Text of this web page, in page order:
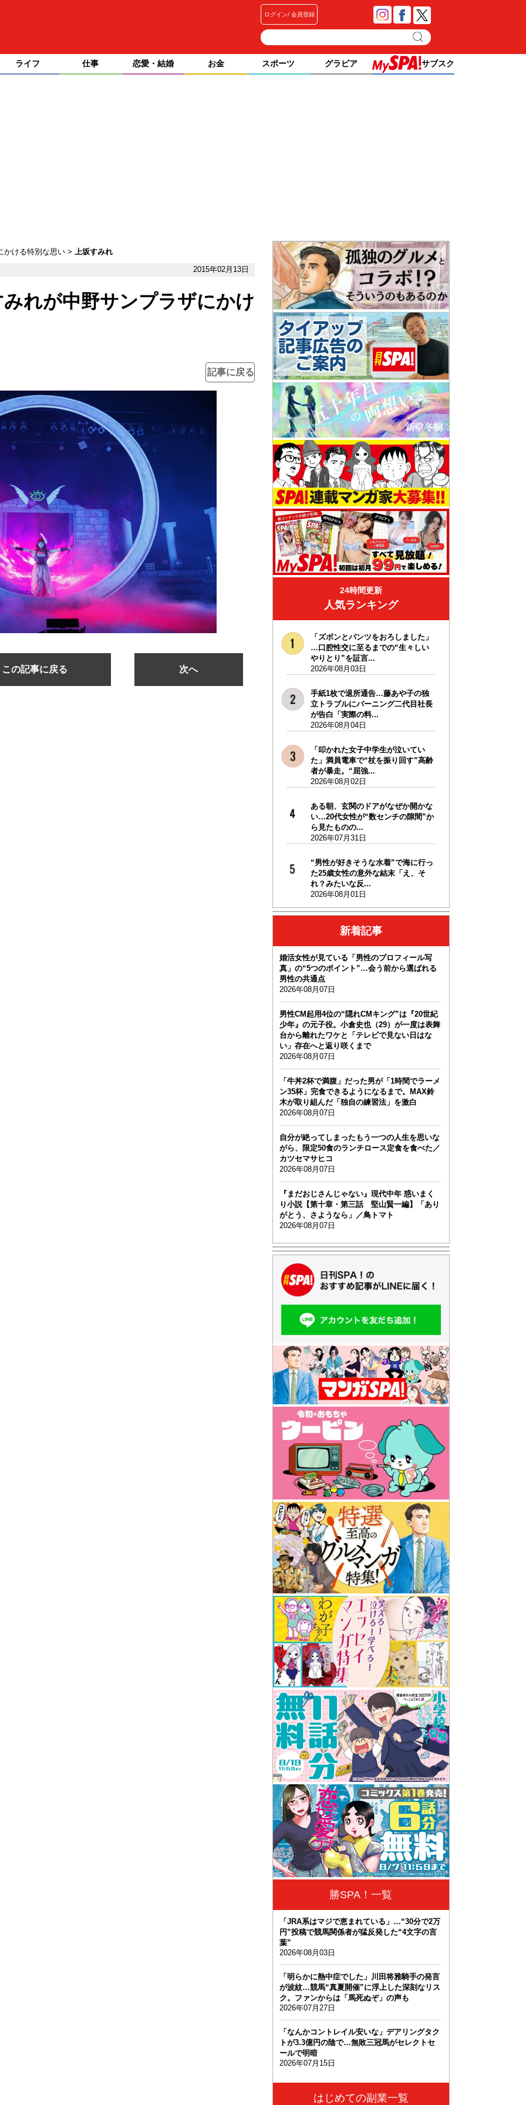
ログイン 会員登録
ライフ 仕事 恋愛・結婚 お金 スポーツ グラビア サブスク
かける特別な思い
上坂すみれ
2015年02月13日
れが中野サンプラザにかけ
記事に戻る
この記事に戻る 次へ
24時間更新
人気ランキング
「ズボンとパンツをおろしました」
…口腔性交に至るまでの“生々しい
やりとり”を証言...
2026年08月03日
手紙1枚で退所通告…藤あや子の独
立トラブルにバーニング二代目社長
が告白「実際の料...
2026年08月04日
「叩かれた女子中学生が泣いてい
た」満員電車で“杖を振り回す”高齢
者が暴走。“屈強...
2026年08月02日
ある朝、玄関のドアがなぜか開かな
い…20代女性が“数センチの隙間”か
ら見たものの...
2026年07月31日
“男性が好きそうな水着”で海に行っ
た25歳女性の意外な結末「え、そ
れ？みたいな反...
2026年08月01日
新着記事
婚活女性が見ている「男性のプロフィール写
真」の“5つのポイント”…会う前から選ばれる
男性の共通点
2026年08月07日
男性CM起用4位の“隠れCMキング”は『20世紀
少年』の元子役。小倉史也（29）が一度は表舞
台から離れたワケと「テレビで見ない日はな
い」存在へと返り咲くまで
2026年08月07日
「牛丼2杯で満腹」だった男が「1時間でラーメ
ン35杯」完食できるようになるまで。MAX鈴
木が取り組んだ「独自の練習法」を激白
2026年08月07日
自分が絶ってしまったもう一つの人生を思いな
がら、限定50食のランチロース定食を食べた／
カツセマサヒコ
2026年08月07日
『まだおじさんじゃない』現代中年 惑いまく
り小説【第十章・第三話 堅山賢一編】「あり
がとう、さようなら」／鳥トマト
2026年08月07日
勝SPA！一覧
「JRA系はマジで恵まれている」…“30分で2万
円”投稿で競馬関係者が猛反発した“4文字の言
葉”
2026年08月03日
「明らかに熱中症でした」川田将雅騎手の発言
が波紋…競馬“真夏開催”に浮上した深刻なリス
ク。ファンからは「馬死ぬぞ」の声も
2026年07月27日
「なんかコントレイル安いな」デアリングタク
トが3.3億円の陰で…無敗三冠馬がセレクトセ
ールで明暗
2026年07月15日
はじめての副業一覧